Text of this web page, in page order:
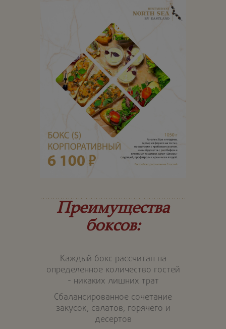
Преимущества
боксов:
Каждый бокс рассчитан на
определенное количество гостей
- никаких лишних трат
Сбалансированное сочетание
закусок, салатов, горячего и
десертов